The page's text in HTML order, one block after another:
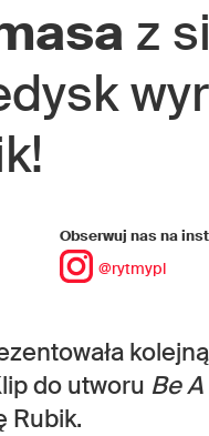
z
Obserwuj nas na
@rytmypl
do utworu Be
Rubik.